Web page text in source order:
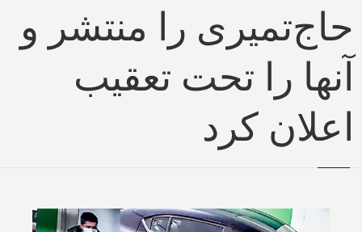
حاج‌تمیری را منتشر و
آنها را تحت تعقیب
اعلان کرد